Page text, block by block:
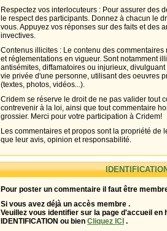
Respectez vos interlocuteurs : Pour assurer des
le respect des participants. Donnez à chacun le
vous. Appuyez vos réponses sur des faits et des
invectives.
Contenus illicites : Le contenu des
et réglementations en vigueur. Sont notamment
antisémites, diffamatoires ou injurieux,
vie privée d'une personne, utilisant des oeuvres
(textes, photos, vidéos...).
Cridem se réserve le droit de ne pas valider tout
contrevenir à la loi, ainsi que tout commentaire
grossier. Merci pour votre participation à Cridem!
Les commentaires et propos sont la propriété de
que leur avis, opinion et responsabilité.
Pour poster un commentaire il faut être
Si vous avez déjà un accès membre .
Veuillez vous identifier sur la page d'accueil en
IDENTIFICATION ou bien Cliquez ICI .